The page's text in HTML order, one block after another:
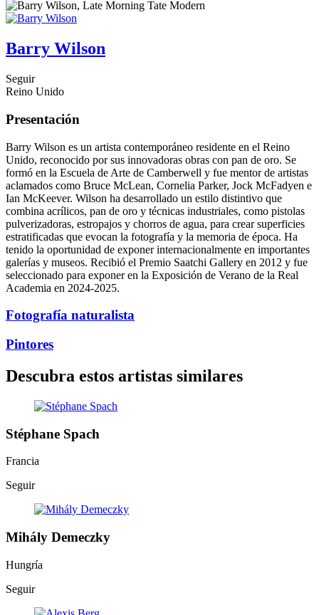
Barry Wilson
Seguir
Reino Unido
Presentación
Barry Wilson es un artista contemporáneo residente en el Reino
Unido, reconocido por sus innovadoras obras con pan de oro. Se
formó en la Escuela de Arte de Camberwell y fue mentor de artistas
aclamados como Bruce McLean, Cornelia Parker, Jock McFadyen e
Ian McKeever. Wilson ha desarrollado un estilo distintivo que
combina acrílicos, pan de oro y técnicas industriales, como pistolas
pulverizadoras, estropajos y chorros de agua, para crear superficies
estratificadas que evocan la fotografía y la memoria de época. Ha
tenido la oportunidad de exponer internacionalmente en importantes
galerías y museos. Recibió el Premio Saatchi Gallery en 2012 y fue
seleccionado para exponer en la Exposición de Verano de la Real
Academia en 2024-2025.
Fotografía naturalista
Pintores
Descubra estos artistas similares
Stéphane Spach
Francia
Seguir
Mihály Demeczky
Hungría
Seguir